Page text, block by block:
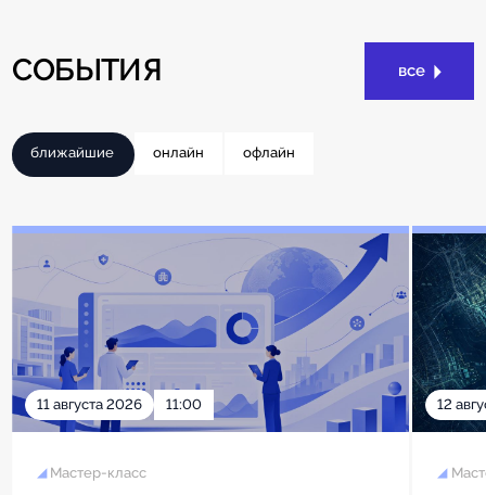
СОБЫТИЯ все
ближайшие онлайн офлайн
11 августа 2026 11:00
Мастер-класс
12